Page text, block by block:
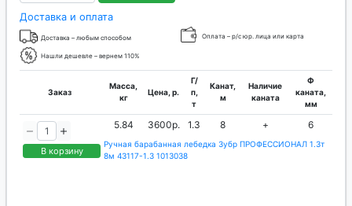
Доставка и оплата
Доставка – любым способом Оплата – р/с юр. лица или карта
Нашли дешевле – вернем 110%
Заказ
Масса,
кг
Цена, р.
Г/
п,
т
Канат,
м
Наличие
каната
Ф
каната,
мм
В корзину
5.84 3600р. 1.3 8 + 6
Ручная барабанная лебедка Зубр ПРОФЕССИОНАЛ 1.3т
8м 43117-1.3 1013038